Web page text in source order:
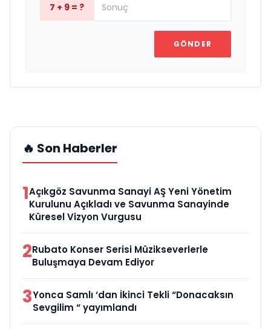
7 + 9 = ?
GÖNDER
🔥 Son Haberler
1Açıkgöz Savunma Sanayi AŞ Yeni Yönetim
Kurulunu Açıkladı ve Savunma Sanayinde
Küresel Vizyon Vurgusu
2Rubato Konser Serisi Müzikseverlerle
Buluşmaya Devam Ediyor
3Yonca Samlı ‘dan İkinci Tekli “Donacaksın
Sevgilim “ yayımlandı